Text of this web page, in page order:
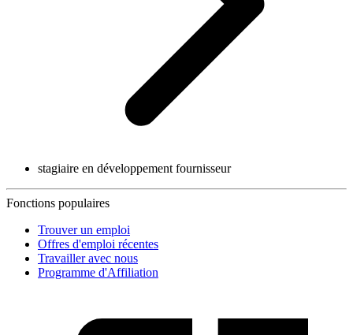
stagiaire en développement fournisseur
Fonctions populaires
Trouver un emploi
Offres d'emploi récentes
Travailler avec nous
Programme d'Affiliation